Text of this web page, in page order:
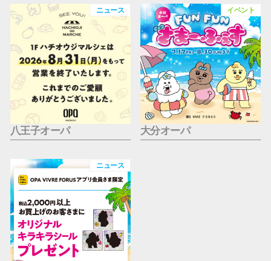
ニュース
八王子オーパ
イベント
大分オーパ
ニュース